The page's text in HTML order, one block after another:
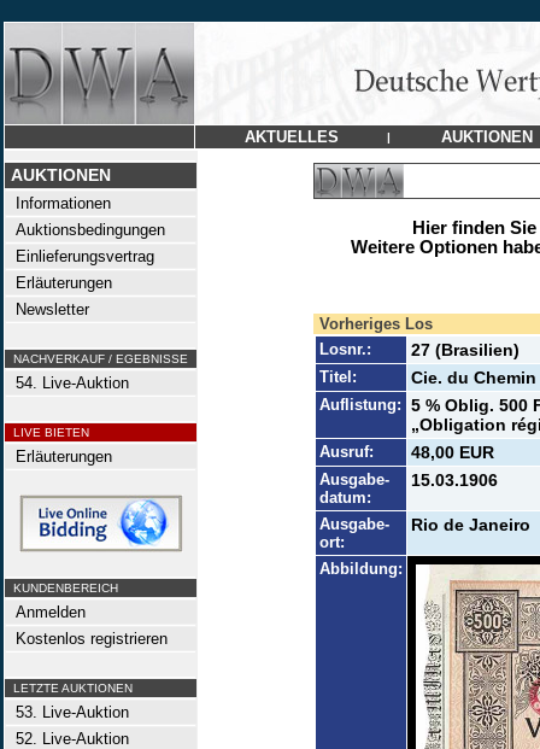
AKTUELLES | AUKTIONEN
AUKTIONEN
Informationen
Auktionsbedingungen
Einlieferungsvertrag
Erläuterungen
Newsletter
NACHVERKAUF / EGEBNISSE
54. Live-Auktion
LIVE BIETEN
Erläuterungen
KUNDENBEREICH
Anmelden
Kostenlos registrieren
LETZTE AUKTIONEN
53. Live-Auktion
52. Live-Auktion
Hier finden
Weitere Optionen
Vorheriges Los
Losnr.:
27 (Brasilien)
Titel: Cie. du
Auflistung: 5 % Oblig. 500
„Obligation
Ausruf: 48,00 EUR
Ausgabe-
datum:
15.03.1906
Ausgabe-
ort:
Rio de Janeiro
Abbildung: